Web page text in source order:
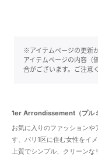
※アイテムページの更新
アイテムページの内容（
合がございます。ご注意
1er Arrondissement（プル
お気に入りのファッション
す、パリ1区に住む女性をイメ
上質でシンプル、クリーンな